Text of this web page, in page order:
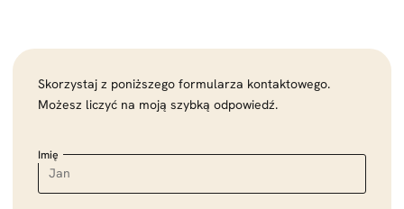
Skorzystaj z poniższego formularza kontaktowego.
Możesz liczyć na moją szybką odpowiedź.
Imię